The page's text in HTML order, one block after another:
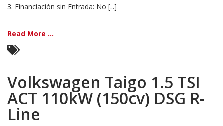
3. Financiación sin Entrada: No [...]
Read More ...
Volkswagen Taigo 1.5 TSI
ACT 110kW (150cv) DSG R-
Line